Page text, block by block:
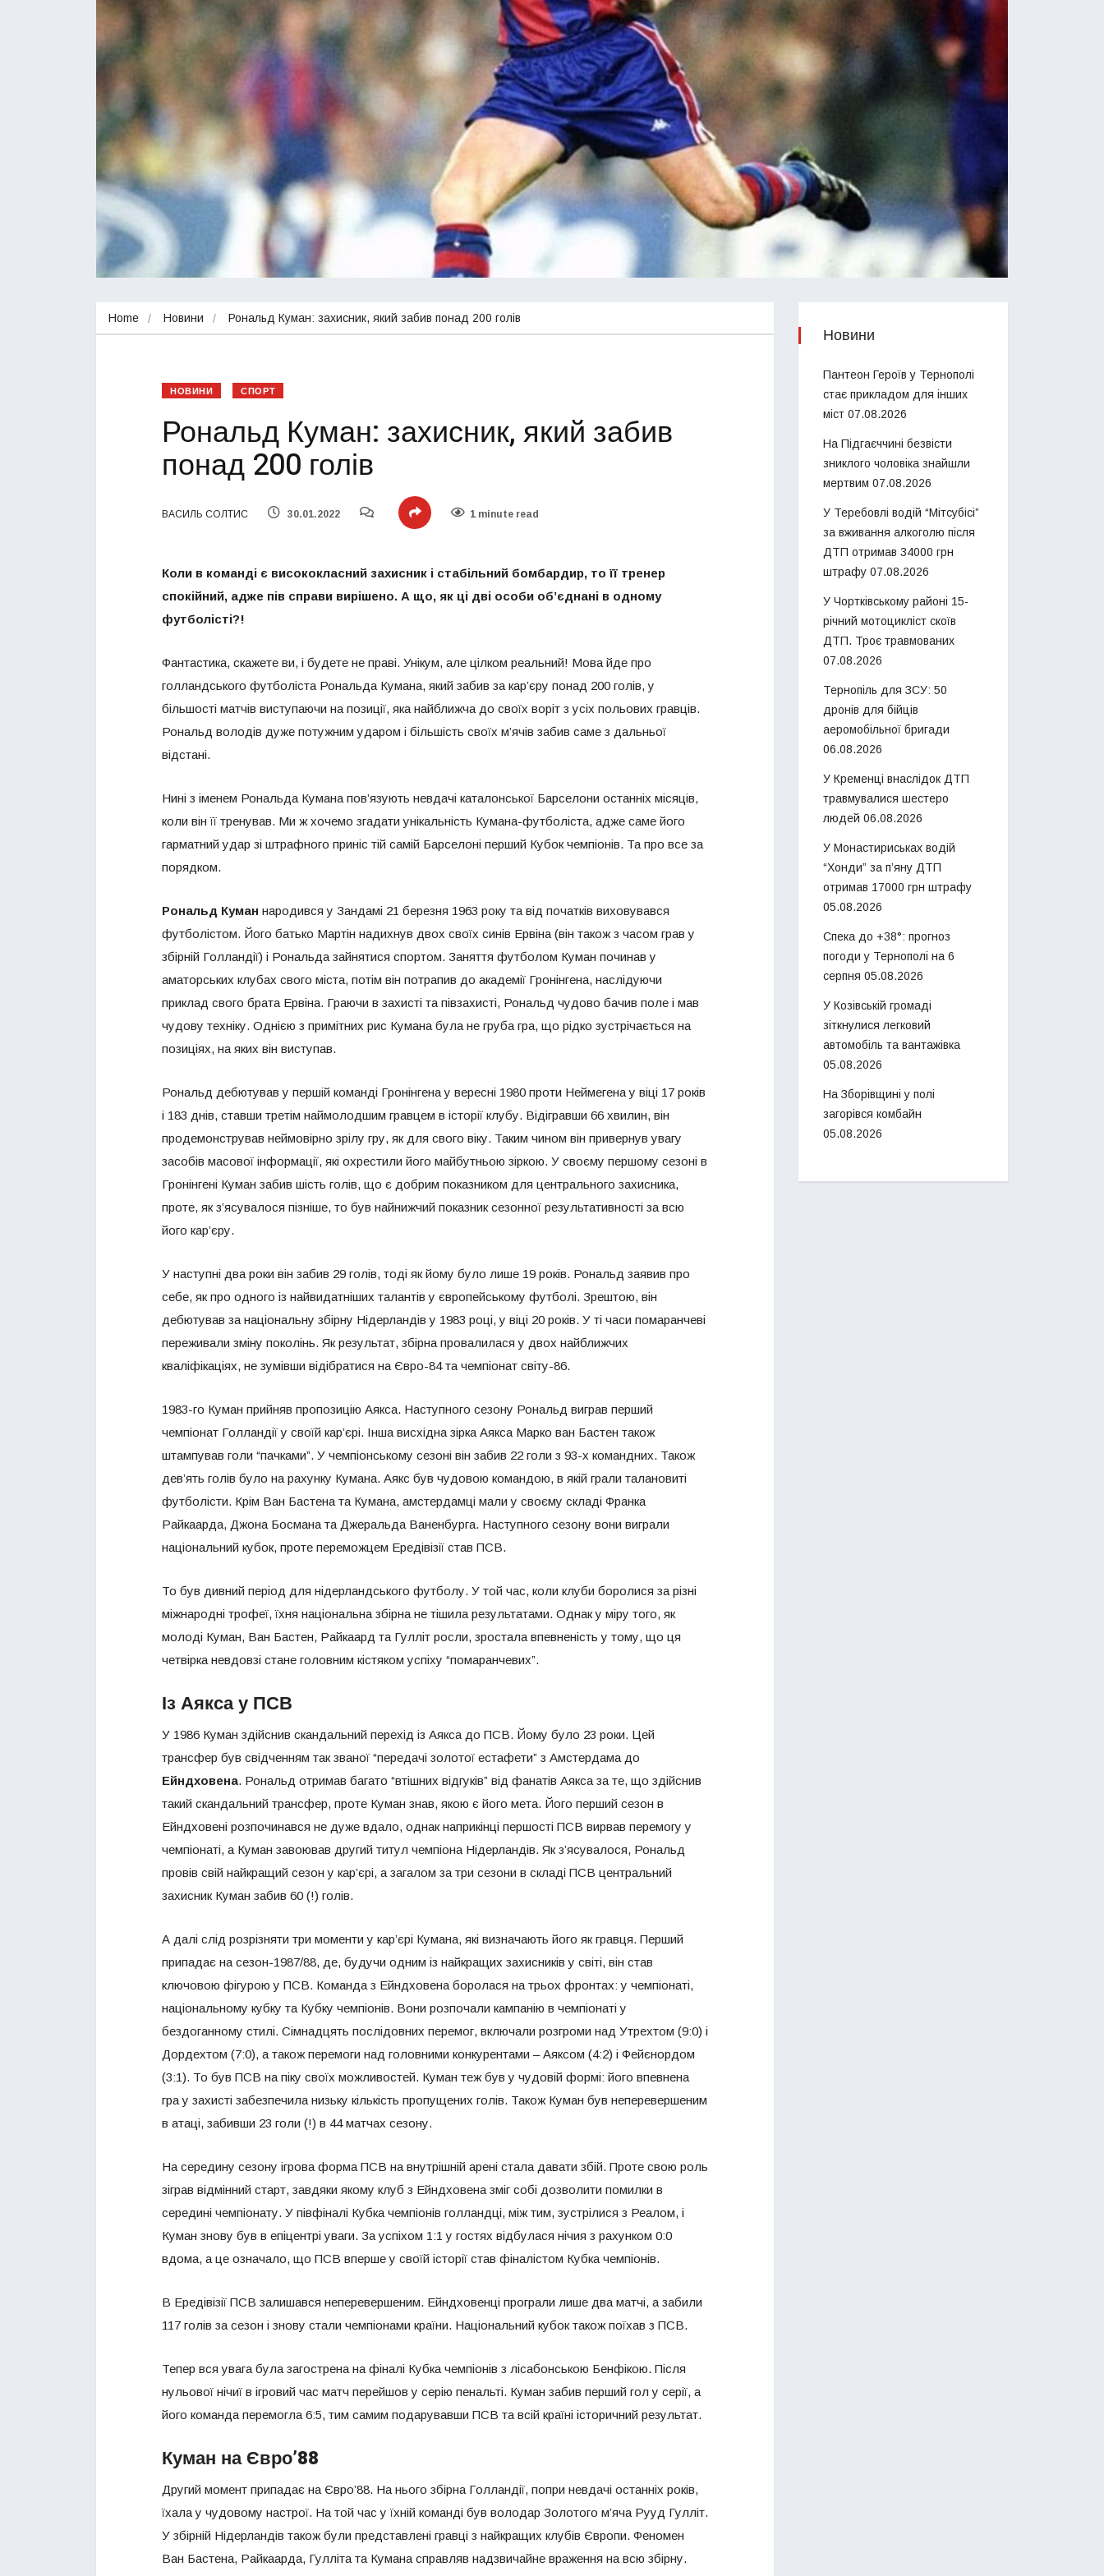
Home Новини Рональд Куман: захисник, який забив понад 200 голів
НОВИНИ СПОРТ
Рональд Куман: захисник, який забив
понад 200 голів
ВАСИЛЬ СОЛТИС 30.01.2022 1 minute read
Коли в команді є висококласний захисник і стабільний бомбардир, то її тренер
спокійний, адже пів справи вирішено. А що, як ці дві особи об’єднані в одному
футболісті?!
Фантастика, скажете ви, і будете не праві. Унікум, але цілком реальний! Мова йде про
голландського футболіста Рональда Кумана, який забив за кар’єру понад 200 голів, у
більшості матчів виступаючи на позиції, яка найближча до своїх воріт з усіх польових гравців.
Рональд володів дуже потужним ударом і більшість своїх м’ячів забив саме з дальньої
відстані.
Нині з іменем Рональда Кумана пов’язують невдачі каталонської Барселони останніх місяців,
коли він її тренував. Ми ж хочемо згадати унікальність Кумана-футболіста, адже саме його
гарматний удар зі штрафного приніс тій самій Барселоні перший Кубок чемпіонів. Та про все за
порядком.
Рональд Куман народився у Зандамі 21 березня 1963 року та від початків виховувався
футболістом. Його батько Мартін надихнув двох своїх синів Ервіна (він також з часом грав у
збірній Голландії) і Рональда зайнятися спортом. Заняття футболом Куман починав у
аматорських клубах свого міста, потім він потрапив до академії Гронінгена, наслідуючи
приклад свого брата Ервіна. Граючи в захисті та півзахисті, Рональд чудово бачив поле і мав
чудову техніку. Однією з примітних рис Кумана була не груба гра, що рідко зустрічається на
позиціях, на яких він виступав.
Рональд дебютував у першій команді Гронінгена у вересні 1980 проти Неймегена у віці 17 років
і 183 днів, ставши третім наймолодшим гравцем в історії клубу. Відігравши 66 хвилин, він
продемонстрував неймовірно зрілу гру, як для свого віку. Таким чином він привернув увагу
засобів масової інформації, які охрестили його майбутньою зіркою. У своєму першому сезоні в
Гронінгені Куман забив шість голів, що є добрим показником для центрального захисника,
проте, як з’ясувалося пізніше, то був найнижчий показник сезонної результативності за всю
його кар’єру.
У наступні два роки він забив 29 голів, тоді як йому було лише 19 років. Рональд заявив про
себе, як про одного із найвидатніших талантів у європейському футболі. Зрештою, він
дебютував за національну збірну Нідерландів у 1983 році, у віці 20 років. У ті часи помаранчеві
переживали зміну поколінь. Як результат, збірна провалилася у двох найближчих
кваліфікаціях, не зумівши відібратися на Євро-84 та чемпіонат світу-86.
1983-го Куман прийняв пропозицію Аякса. Наступного сезону Рональд виграв перший
чемпіонат Голландії у своїй кар’єрі. Інша висхідна зірка Аякса Марко ван Бастен також
штампував голи “пачками”. У чемпіонському сезоні він забив 22 голи з 93-х командних. Також
дев’ять голів було на рахунку Кумана. Аякс був чудовою командою, в якій грали талановиті
футболісти. Крім Ван Бастена та Кумана, амстердамці мали у своєму складі Франка
Райкаарда, Джона Босмана та Джеральда Ваненбурга. Наступного сезону вони виграли
національний кубок, проте переможцем Ередівізії став ПСВ.
То був дивний період для нідерландського футболу. У той час, коли клуби боролися за різні
міжнародні трофеї, їхня національна збірна не тішила результатами. Однак у міру того, як
молоді Куман, Ван Бастен, Райкаард та Гулліт росли, зростала впевненість у тому, що ця
четвірка невдовзі стане головним кістяком успіху “помаранчевих”.
Із Аякса у ПСВ
У 1986 Куман здійснив скандальний перехід із Аякса до ПСВ. Йому було 23 роки. Цей
трансфер був свідченням так званої “передачі золотої естафети” з Амстердама до
Ейндховена. Рональд отримав багато “втішних відгуків” від фанатів Аякса за те, що здійснив
такий скандальний трансфер, проте Куман знав, якою є його мета. Його перший сезон в
Ейндховені розпочинався не дуже вдало, однак наприкінці першості ПСВ вирвав перемогу у
чемпіонаті, а Куман завоював другий титул чемпіона Нідерландів. Як з’ясувалося, Рональд
провів свій найкращий сезон у кар’єрі, а загалом за три сезони в складі ПСВ центральний
захисник Куман забив 60 (!) голів.
А далі слід розрізняти три моменти у кар’єрі Кумана, які визначають його як гравця. Перший
припадає на сезон-1987/88, де, будучи одним із найкращих захисників у світі, він став
ключовою фігурою у ПСВ. Команда з Ейндховена боролася на трьох фронтах: у чемпіонаті,
національному кубку та Кубку чемпіонів. Вони розпочали кампанію в чемпіонаті у
бездоганному стилі. Сімнадцять послідовних перемог, включали розгроми над Утрехтом (9:0) і
Дордехтом (7:0), а також перемоги над головними конкурентами – Аяксом (4:2) і Фейєнордом
(3:1). То був ПСВ на піку своїх можливостей. Куман теж був у чудовій формі: його впевнена
гра у захисті забезпечила низьку кількість пропущених голів. Також Куман був неперевершеним
в атаці, забивши 23 голи (!) в 44 матчах сезону.
На середину сезону ігрова форма ПСВ на внутрішній арені стала давати збій. Проте свою роль
зіграв відмінний старт, завдяки якому клуб з Ейндховена зміг собі дозволити помилки в
середині чемпіонату. У півфіналі Кубка чемпіонів голландці, між тим, зустрілися з Реалом, і
Куман знову був в епіцентрі уваги. За успіхом 1:1 у гостях відбулася нічия з рахунком 0:0
вдома, а це означало, що ПСВ вперше у своїй історії став фіналістом Кубка чемпіонів.
В Ередівізії ПСВ залишався неперевершеним. Ейндховенці програли лише два матчі, а забили
117 голів за сезон і знову стали чемпіонами країни. Національний кубок також поїхав з ПСВ.
Тепер вся увага була загострена на фіналі Кубка чемпіонів з лісабонською Бенфікою. Після
нульової нічиї в ігровий час матч перейшов у серію пенальті. Куман забив перший гол у серії, а
його команда перемогла 6:5, тим самим подарувавши ПСВ та всій країні історичний результат.
Куман на Євро’88
Другий момент припадає на Євро’88. На нього збірна Голландії, попри невдачі останніх років,
їхала у чудовому настрої. На той час у їхній команді був володар Золотого м’яча Рууд Гулліт.
У збірній Нідерландів також були представлені гравці з найкращих клубів Європи. Феномен
Ван Бастена, Райкаарда, Гулліта та Кумана справляв надзвичайне враження на всю збірну.
Новини
Пантеон Героїв у Тернополі
стає прикладом для інших
міст 07.08.2026
На Підгаєччині безвісти
зниклого чоловіка знайшли
мертвим 07.08.2026
У Теребовлі водій “Мітсубісі”
за вживання алкоголю після
ДТП отримав 34000 грн
штрафу 07.08.2026
У Чортківському районі 15-
річний мотоцикліст скоїв
ДТП. Троє травмованих
07.08.2026
Тернопіль для ЗСУ: 50
дронів для бійців
аеромобільної бригади
06.08.2026
У Кременці внаслідок ДТП
травмувалися шестеро
людей 06.08.2026
У Монастириськах водій
“Хонди” за п’яну ДТП
отримав 17000 грн штрафу
05.08.2026
Спека до +38°: прогноз
погоди у Тернополі на 6
серпня 05.08.2026
У Козівській громаді
зіткнулися легковий
автомобіль та вантажівка
05.08.2026
На Зборівщині у полі
загорівся комбайн
05.08.2026